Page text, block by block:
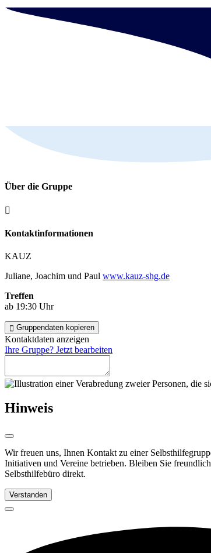
Über die Gruppe
Kontakt­informationen
KAUZ
Juliane, Joachim und Paul www.kauz-shg.de
Treffen
ab 19:30 Uhr
Gruppendaten kopieren
Kontaktdaten anzeigen
Ihre Gruppe? Jetzt bearbeiten
Hinweis
Wir freuen uns, Ihnen Kontakt zu einer
Initiativen und Vereine betrieben. Bleiben Sie
Selbsthilfebüro direkt.
Verstanden